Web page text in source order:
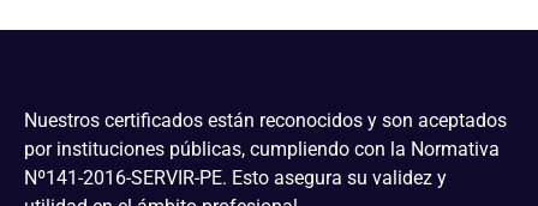
Nuestros certificados están reconocidos y son aceptados
por instituciones públicas, cumpliendo con la Normativa
Nº141-2016-SERVIR-PE. Esto asegura su validez y